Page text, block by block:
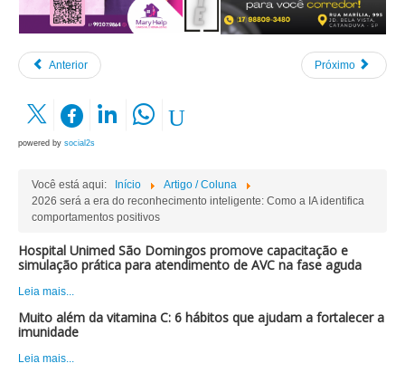
Anterior Próximo
powered by social2s
Você está aqui: Início
Artigo / Coluna
2026 será a era do reconhecimento inteligente: Como a IA identifica
comportamentos positivos
Hospital Unimed São Domingos promove capacitação e
simulação prática para atendimento de AVC na fase aguda
Leia mais...
Muito além da vitamina C: 6 hábitos que ajudam a fortalecer a
imunidade
Leia mais...